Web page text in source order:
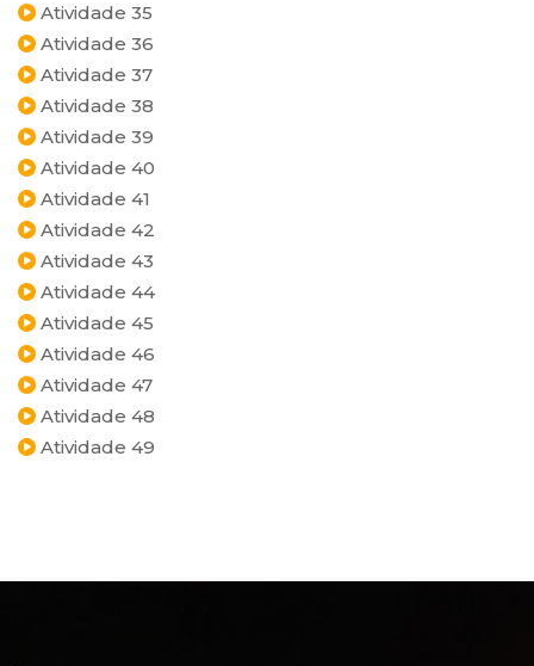
Atividade 35
Atividade 36
Atividade 37
Atividade 38
Atividade 39
Atividade 40
Atividade 41
Atividade 42
Atividade 43
Atividade 44
Atividade 45
Atividade 46
Atividade 47
Atividade 48
Atividade 49